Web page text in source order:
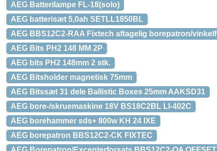
AEG Batterilampe FL-18(solo)
AEG batterisæt 5,0ah SETLL1850BL
AEG BBS12C2-RAA Fixtech aftagelig borepatron/
AEG Bits PH2 148 MM 2P
AEG bits PH2 148mm 2 stk.
AEG Bitsholder magnetisk 75mm
AEG Bitssæt 31 dele Ballistic Boxes 25mm AAKSD31
AEG bore-/skruemaskine 18V BS18C2BL LI-402C
AEG borehammer sds+ 800w KH 24 IXE
AEG borepatron BBS12C2-CK FIXTEC